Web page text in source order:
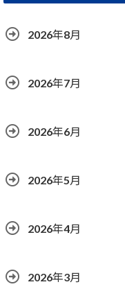
2026年8月
2026年7月
2026年6月
2026年5月
2026年4月
2026年3月